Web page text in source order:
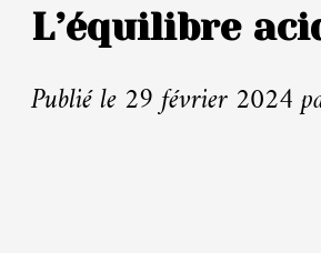
L’équilibre
Publié le 29 février 2024